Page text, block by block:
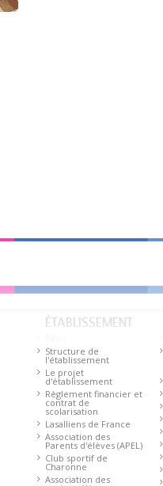
ÉTABLISSEMENT
Structure de
l'établissement
Le projet
d'établissement
Règlement financier et
contrat de
scolarisation
Lasalliens de France
Association des
Parents d'élèves (APEL)
Club sportif de
Charonne
Association des